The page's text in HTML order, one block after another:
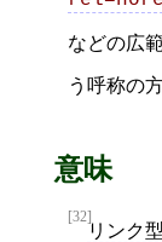
などの広
う呼称の
意味
[32]
リンク型